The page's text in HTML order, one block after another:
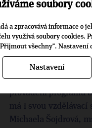
Pozici
Michaela Šojdrová.
bývalá dlouholetá
vzdělávací
výboru budu moci
využívání
provádění programu
má i svou vzdělávací
Michaela Šojdrová,
soubory
a zpracovává informace
využívá soubory cookies.
všechny“. Nastavení
Nastavení